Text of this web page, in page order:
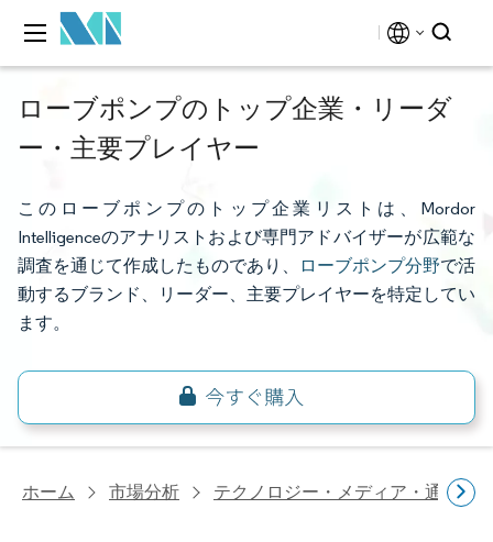
ローブポンプのトップ企業・リーダ
ー・主要プレイヤー
このローブポンプのトップ企業リストは、Mordor
Intelligenceのアナリストおよび専門アドバイザーが広範な
調査を通じて作成したものであり、
ローブポンプ分野で活
動するブランド、リーダー、主要プレイヤーを特定してい
ます。
ホーム 市場分析 テクノロジー・メディア・通信研